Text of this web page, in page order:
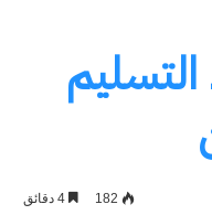
182 4 دقائق